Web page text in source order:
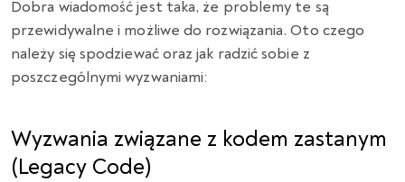
Dobra wiadomość jest taka, że problemy te są
przewidywalne i możliwe do rozwiązania. Oto czego
należy się spodziewać oraz jak radzić sobie z
poszczególnymi wyzwaniami:
Wyzwania związane z kodem zastanym
(Legacy Code)